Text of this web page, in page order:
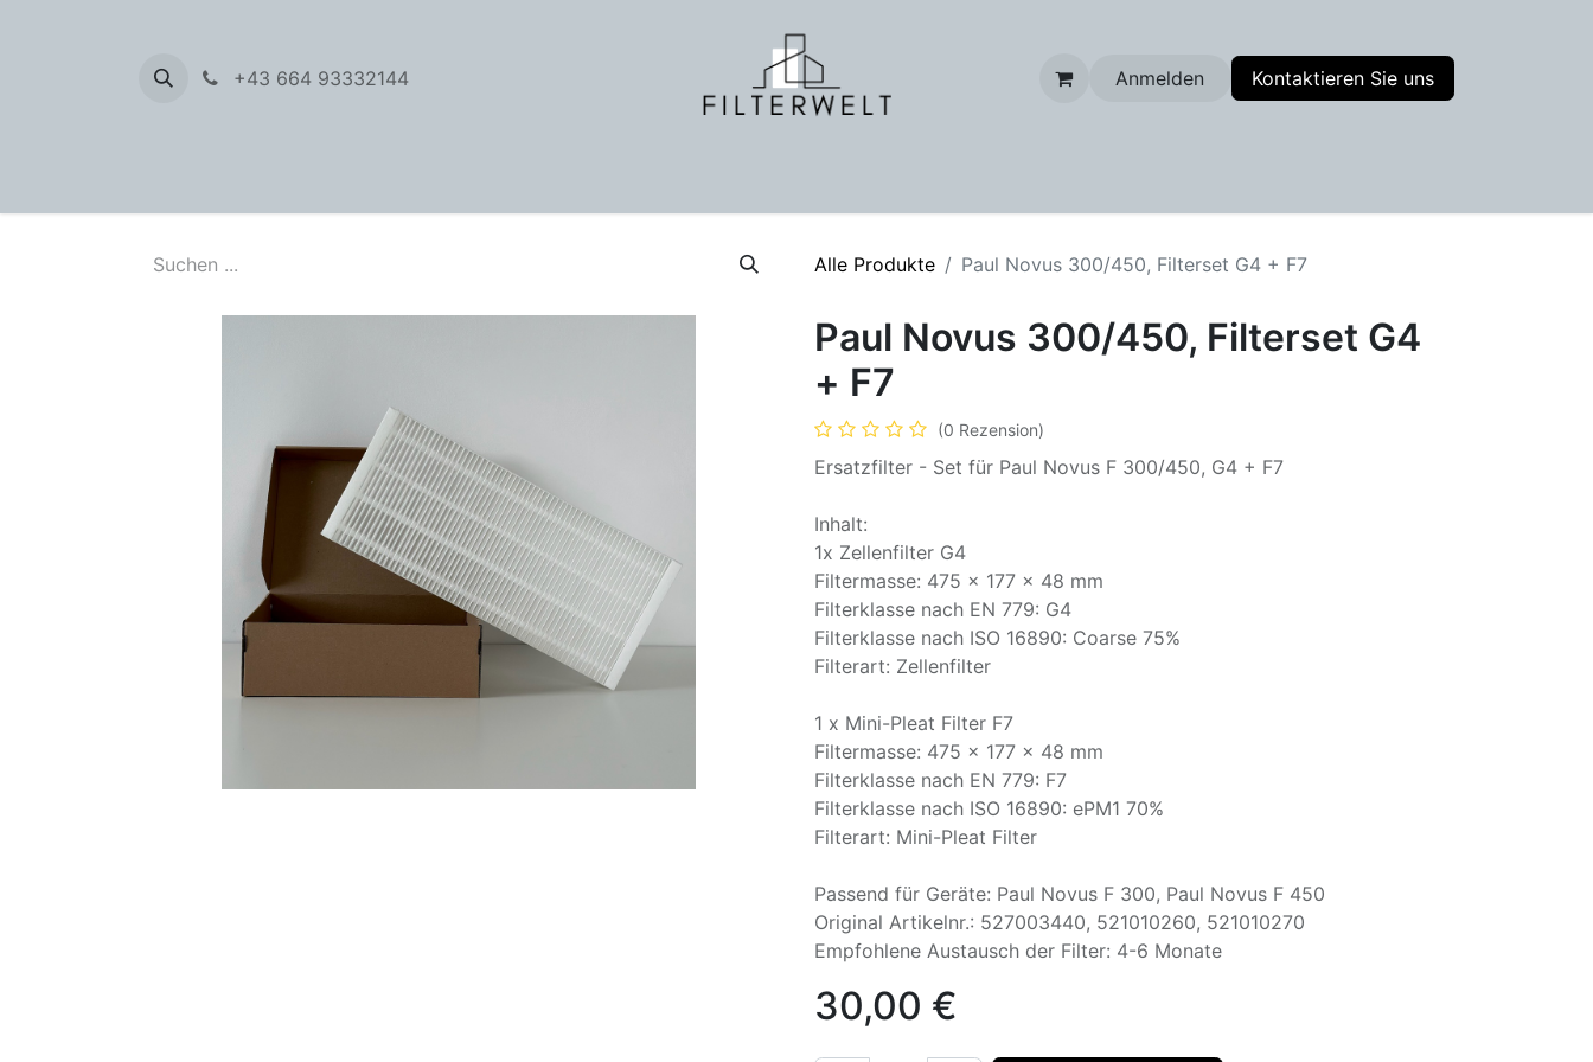
+43 664 93332144 Anmelden Kontaktieren Sie uns
Alle Produkte Paul Novus 300/450, Filterset G4 + F7
Paul Novus 300/450, Filterset G4
+ F7
(0 Rezension)
Ersatzfilter - Set für Paul Novus F 300/450, G4 + F7
Inhalt:
1x Zellenfilter G4
Filtermasse: 475 x 177 x 48 mm
Filterklasse nach EN 779: G4
Filterklasse nach ISO 16890: Coarse 75%
Filterart: Zellenfilter
1 x Mini-Pleat Filter F7
Filtermasse: 475 x 177 x 48 mm
Filterklasse nach EN 779: F7
Filterklasse nach ISO 16890: ePM1 70%
Filterart: Mini-Pleat Filter
Passend für Geräte: Paul Novus F 300, Paul Novus F 450
Original Artikelnr.: 527003440, 521010260, 521010270
Empfohlene Austausch der Filter: 4-6 Monate
30,00 €